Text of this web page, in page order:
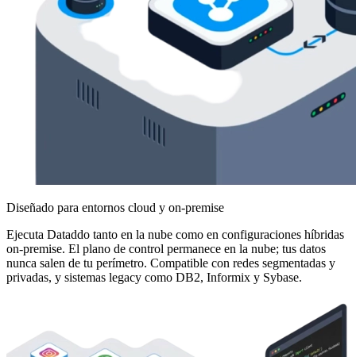
Diseñado para entornos cloud y on-premise
Ejecuta Dataddo tanto en la nube como en configuraciones híbridas
on-premise. El plano de control permanece en la nube; tus datos
nunca salen de tu perímetro. Compatible con redes segmentadas y
privadas, y sistemas legacy como DB2, Informix y Sybase.